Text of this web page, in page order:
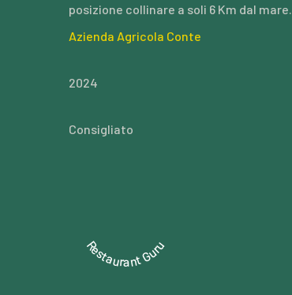
posizione collinare a soli 6 Km dal mare.
Azienda Agricola Conte
2024
Consigliato
Restaurant Guru